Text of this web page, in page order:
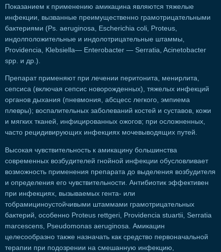
Показанием к применению амикацина являются тяжелые
инфекции, вызванные преимущественно грамотрицательными
бактериями (Ps. aeruginosa, Escherichia coli, Proteus,
индолположительные и индолотрицательные штаммы,
Providencia, Klebsiella— Enterobacter — Serratia, Acinetobacter
spp. и др.).
Препарат применяют при лечении перитонита, менирлита,
сепсиса (включая сепсис новорожденных), тяжелых инфекций
органов дыхания (пневмония, абсцесс легкого, эмпиема
плевры); воспалительных заболеваний костей и суставов, кожи
и мягких тканей, инфицированных ожогов; при осложненных,
часто рецидивирующих инфекциях мочевыводящих путей.
Высокая чувствительность к амикацину большинства
современных возбудителей гнойной инфекции обусловливает
возможность применения препарата до выделения возбудителя
и определения его чувствительности. Антибиотик эффективен
при инфекциях, вызываемых гента- или
тобрамициноустойчивыми штаммами грамотрицательных
бактерий, особенно Proteus rettgeri, Providencia stuartii, Serratia
marcescens, Pseudomonas aeruginosa. Амикацин
целесообразно также назначать как средство первоначальной
терапии при подозрении на смешанную инфекцию,